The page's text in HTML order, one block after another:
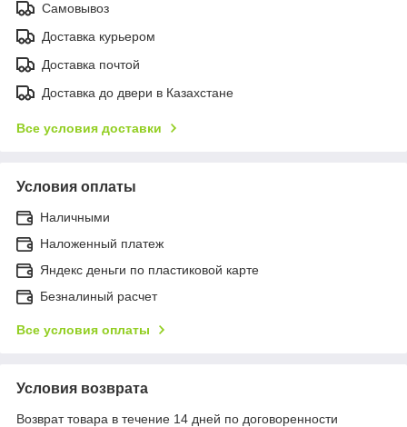
Самовывоз
Доставка курьером
Доставка почтой
Доставка до двери в Казахстане
Все условия доставки
Условия оплаты
Наличными
Наложенный платеж
Яндекс деньги по пластиковой карте
Безналиный расчет
Все условия оплаты
Условия возврата
Возврат товара в течение 14 дней по договоренности